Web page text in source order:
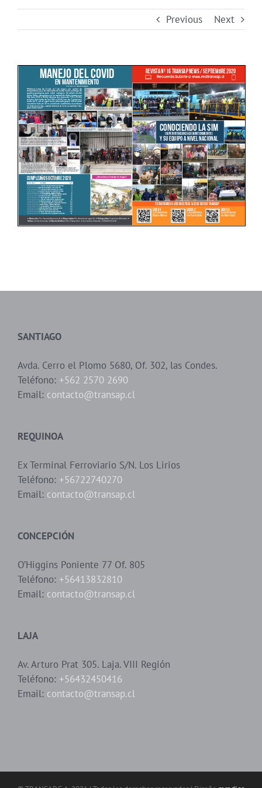
Previous Next
SANTIAGO
Avda. Cerro el Plomo 5680, Of. 302, las Condes.
Teléfono: +562 2570 2690
Email: contacto@transap.cl
REQUINOA
Ex Terminal Ferroviario S/N. Los Lirios
Teléfono: +56722740270
Email: contacto@transap.cl
CONCEPCIÓN
O’Higgins Poniente 77 Of. 805
Teléfono: +56413832810
Email: contacto@transap.cl
LAJA
Av. Arturo Prat 305. Laja. VIII Región
Teléfono: +56432450416
Email: contacto@transap.cl